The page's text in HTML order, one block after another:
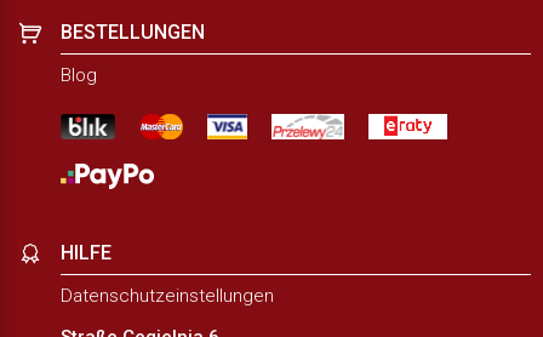
BESTELLUNGEN
Blog
HILFE
Datenschutzeinstellungen